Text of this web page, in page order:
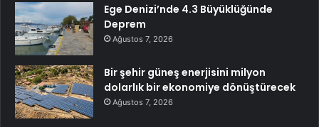
Ege Denizi’nde 4.3 Büyüklüğünde
Deprem
Ağustos 7, 2026
Bir şehir güneş enerjisini milyon
dolarlık bir ekonomiye dönüştürecek
Ağustos 7, 2026